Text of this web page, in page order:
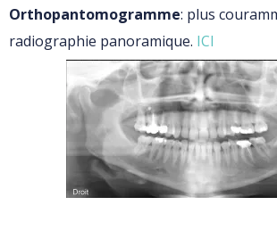
Orthopantomogramme: plus
radiographie panoramique. ICI